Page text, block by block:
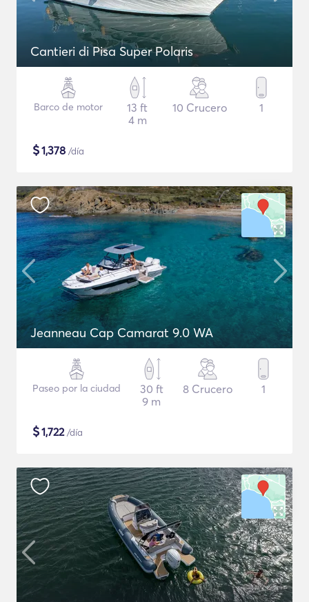
Cantieri di Pisa Super Polaris
Barco de motor
13 ft
4 m
10 Crucero 1
$1,378 /día
Jeanneau Cap Camarat 9.0 WA
Paseo por la ciudad
30 ft
9 m
8 Crucero 1
$1,722/día